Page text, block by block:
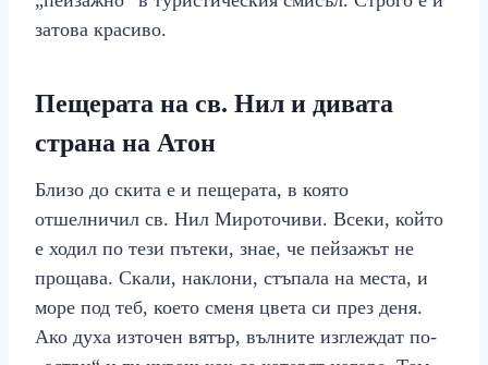
затова красиво.
Пещерата на св. Нил и дивата
страна на Атон
Близо до скита е и пещерата, в която
отшелничил св. Нил Мироточиви. Всеки, който
е ходил по тези пътеки, знае, че пейзажът не
прощава. Скали, наклони, стъпала на места, и
море под теб, което сменя цвета си през деня.
Ако духа източен вятър, вълните изглеждат по-